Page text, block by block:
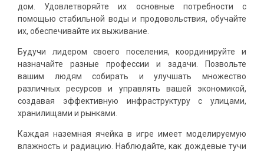
дом. Удовлетворяйте их основные потребности с
помощью стабильной воды и продовольствия, обучайте
их, обеспечивайте их выживание.
Будучи лидером своего поселения, координируйте и
назначайте разные профессии и задачи. Позвольте
вашим людям собирать и улучшать множество
различных ресурсов и управлять вашей экономикой,
создавая эффективную инфраструктуру с улицами,
хранилищами и рынками.
Каждая наземная ячейка в игре имеет моделируемую
влажность и радиацию. Наблюдайте, как дождевые тучи